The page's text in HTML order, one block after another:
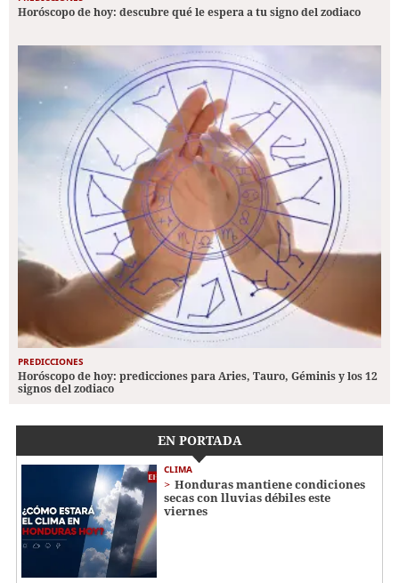
Horóscopo de hoy: descubre qué le espera a tu signo del zodiaco
PREDICCIONES
Horóscopo de hoy: predicciones para Aries, Tauro, Géminis y los 12
signos del zodiaco
EN PORTADA
CLIMA
Honduras mantiene condiciones
secas con lluvias débiles este
viernes